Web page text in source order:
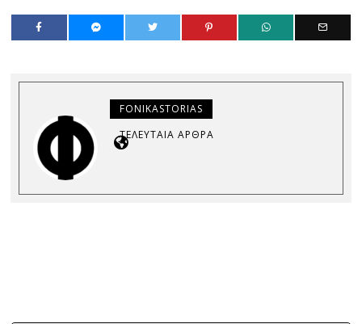
FONIKASTORIAS
ΤΕΛΕΥΤΑΊΑ ΆΡΘΡΑ